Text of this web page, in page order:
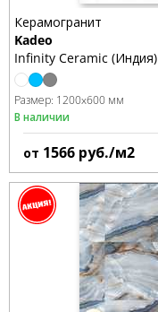
Керамогранит
Kadeo
Infinity Ceramic (Индия)
Размер: 1200x600 мм
В наличии
от 1566 руб./м2